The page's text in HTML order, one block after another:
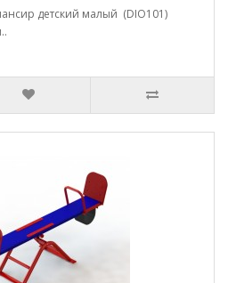
детский малый (DIO101)